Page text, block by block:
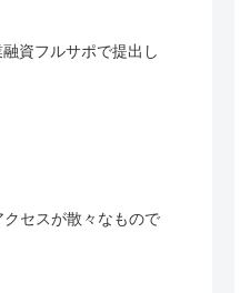
資フルサポで提出し
セスが散々なもので